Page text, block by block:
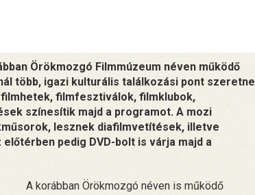
Örökmozgó Filmmúzeum néven működő
több, igazi kulturális találkozási pont szeretne
filmfesztiválok, filmklubok,
színesítik majd a programot. A mozi
lesznek diafilmvetítések, illetve
pedig DVD-bolt is várja majd a
A korábban Örökmozgó néven is működő